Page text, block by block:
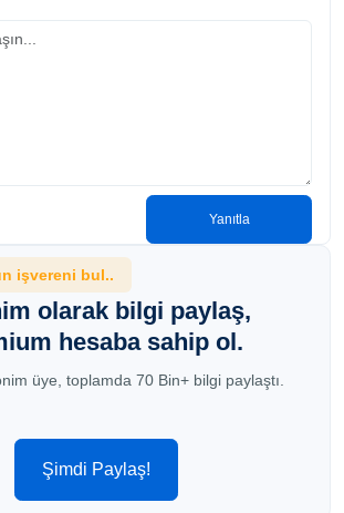
Yanıtla
işvereni bul..
olarak bilgi paylaş,
hesaba sahip ol.
üye, toplamda 70 Bin+ bilgi paylaştı.
Şimdi Paylaş!